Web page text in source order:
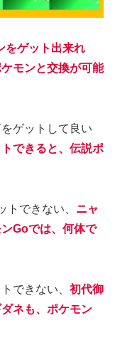
をゲット出来れ
モンと交換が可能
ゲットして良い
できると、伝説ポ
トできない、 ニャ
Goでは、何体で
できない、 初代御
ネも、ポケモン